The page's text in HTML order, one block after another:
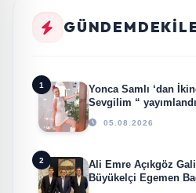
1
Yonca Samlı ‘dan
Sevgilim “ yayımlandı
05.08.2026
2
Ali Emre Açıkgöz
Büyükelçi Egemen